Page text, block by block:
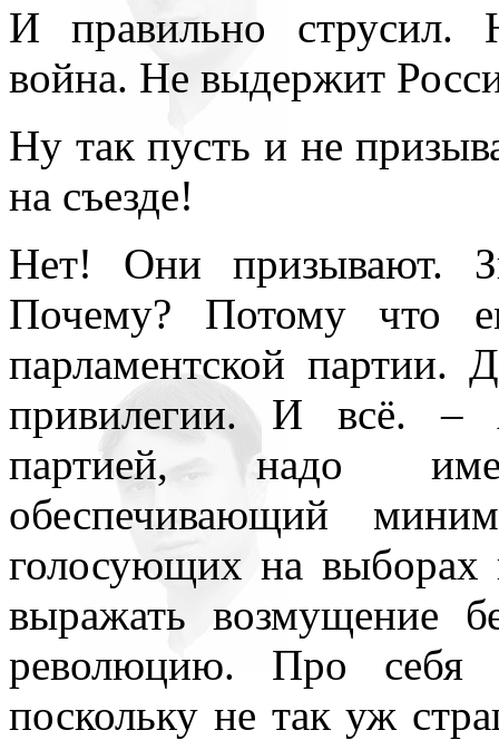
– обеспечивает в
подсознаний автора и
поводу. По
подсознаний в
то, знаемом и рожденном
нигде уточнять и
И правильно струсил.
война. Не выдержит
Ну так пусть и не
на съезде!
Нет! Они призывают.
Почему? Потому что
парламентской партии.
привилегии. И всё. –
партией, надо
обеспечивающий
голосующих на
выражать возмущение
революцию. Про себя
поскольку не так уж